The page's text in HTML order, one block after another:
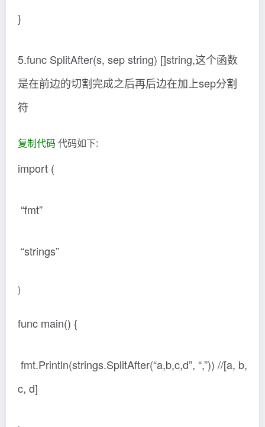
}
5.func SplitAfter(s, sep string) []string,这个函数
是在前边的切割完成之后再后边在加上sep分割
符
复制代码 代码如下:
import (
“fmt”
“strings”
)
func main() {
fmt.Println(strings.SplitAfter(“a,b,c,d”, “,”)) //[a, b,
c, d]